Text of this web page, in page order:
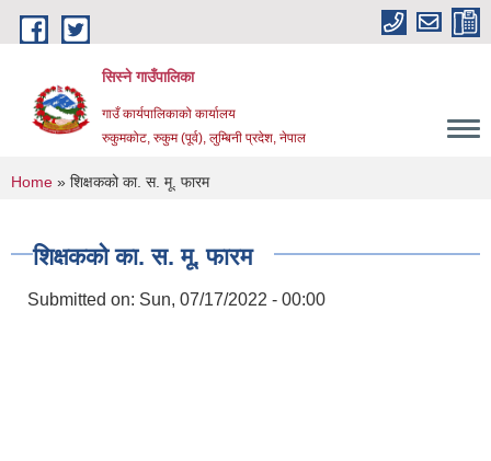
Skip to main content
सिस्ने गाउँपालिका
गाउँ कार्यपालिकाको कार्यालय
रुकुमकोट, रुकुम (पूर्व), लुम्बिनी प्रदेश, नेपाल
You are here
Home » शिक्षकको का. स. मू. फारम
शिक्षकको का. स. मू. फारम
Submitted on: Sun, 07/17/2022 - 00:00